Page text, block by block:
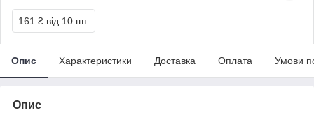
161 ₴ від 10 шт.
Опис Характеристики Доставка Оплата Умови
Опис